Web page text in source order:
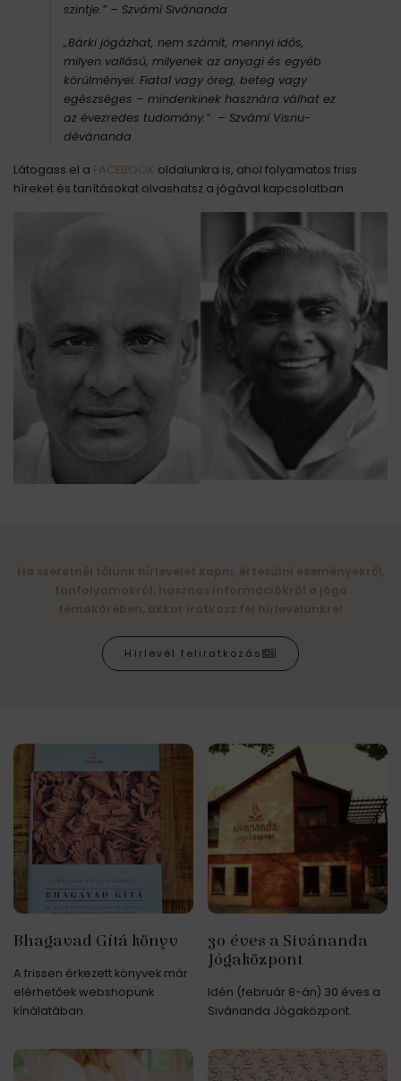
szintje.” – Szvámí Sivánanda
„Bárki jógázhat, nem számít, mennyi idős,
milyen vallású, milyenek az anyagi és egyéb
körülményei. Fiatal vagy öreg, beteg vagy
egészséges – mindenkinek hasznára válhat ez
az évezredes tudomány.” – Szvámí Visnu-
dévánanda
Látogass el a FACEBOOK oldalunkra is, ahol folyamatos friss
híreket és tanításokat olvashatsz a jógával kapcsolatban.
Ha szeretnél tőlünk hírlevelet kapni, értesülni eseményekről,
tanfolyamokról, hasznos információkról a jóga
témakörében, akkor iratkozz fel hírlevelünkre!
Hírlevél feliratkozás
Bhagavad Gítá könyv
A frissen érkezett könyvek már
elérhetőek webshopunk
kínálatában.
30 éves a Sivánanda
Jógaközpont
Idén (február 8-án) 30 éves a
Sivánanda Jógaközpont.